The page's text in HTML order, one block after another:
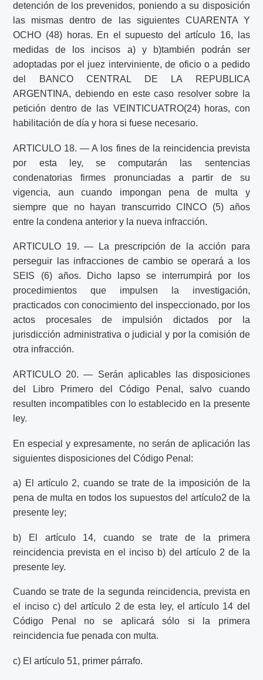
detención de los prevenidos, poniendo a su disposición
las mismas dentro de las siguientes CUARENTA Y
OCHO (48) horas. En el supuesto del artículo 16, las
medidas de los incisos a) y b)también podrán ser
adoptadas por el juez interviniente, de oficio o a pedido
del BANCO CENTRAL DE LA REPUBLICA
ARGENTINA, debiendo en este caso resolver sobre la
petición dentro de las VEINTICUATRO(24) horas, con
habilitación de día y hora si fuese necesario.
ARTICULO 18. — A los fines de la reincidencia prevista
por esta ley, se computarán las sentencias
condenatorias firmes pronunciadas a partir de su
vigencia, aun cuando impongan pena de multa y
siempre que no hayan transcurrido CINCO (5) años
entre la condena anterior y la nueva infracción.
ARTICULO 19. — La prescripción de la acción para
perseguir las infracciones de cambio se operará a los
SEIS (6) años. Dicho lapso se interrumpirá por los
procedimientos que impulsen la investigación,
practicados con conocimiento del inspeccionado, por los
actos procesales de impulsión dictados por la
jurisdicción administrativa o judicial y por la comisión de
otra infracción.
ARTICULO 20. — Serán aplicables las disposiciones
del Libro Primero del Código Penal, salvo cuando
resulten incompatibles con lo establecido en la presente
ley.
En especial y expresamente, no serán de aplicación las
siguientes disposiciones del Código Penal:
a) El artículo 2, cuando se trate de la imposición de la
pena de multa en todos los supuestos del artículo2 de la
presente ley;
b) El artículo 14, cuando se trate de la primera
reincidencia prevista en el inciso b) del artículo 2 de la
presente ley.
Cuando se trate de la segunda reincidencia, prevista en
el inciso c) del artículo 2 de esta ley, el artículo 14 del
Código Penal no se aplicará sólo si la primera
reincidencia fue penada con multa.
c) El artículo 51, primer párrafo.